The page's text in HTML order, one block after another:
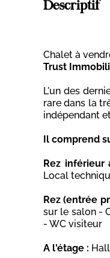
Descriptif
Chalet à
Trust
L'un des
rare dans la
indépendant
Il comprend
Rez inférieur
Local
Rez (entrée
sur le salon -
- WC visiteur
A l'étage :